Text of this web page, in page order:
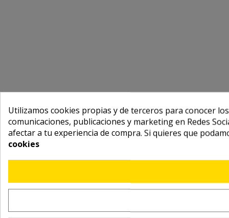
Utilizamos cookies propias y de terceros para conocer
comunicaciones, publicaciones y marketing en Redes
afectar a tu experiencia de compra. Si quieres que
cookies